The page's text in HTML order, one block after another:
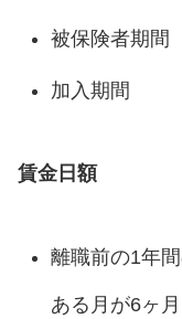
被保険者期間
加入期間
賃金日額
離職前の1年
ある月が6ヶ